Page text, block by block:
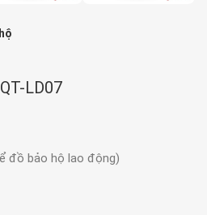
LD07
đồ bảo hộ lao động)